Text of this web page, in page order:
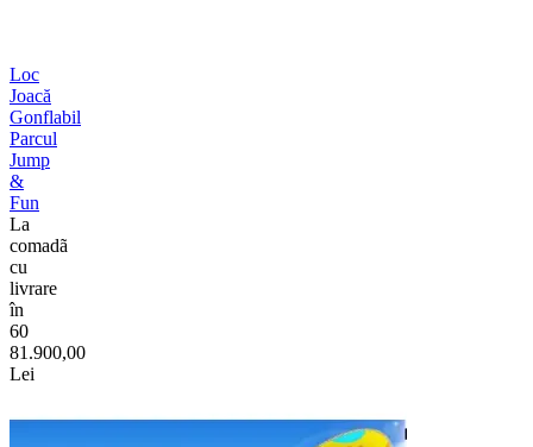
Loc
Joacă
Gonflabil
Parcul
Jump
&
Fun
La
comadã
cu
livrare
în
60
81.900,00
Lei